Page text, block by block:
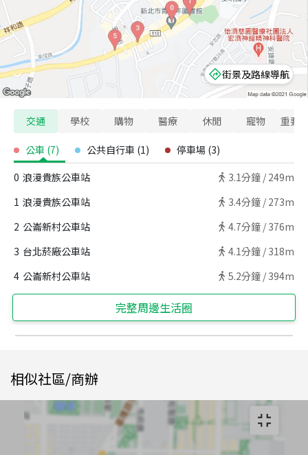
街景及路線導航
交通 學校 購物 醫療 休閒 寵物 重要
公車 (7) 公共自行車 (1) 停車場 (3)
0 浪漫貴族公車站 3.1分鐘 / 249m
1 浪漫貴族公車站 3.4分鐘 / 273m
2 公崙新村公車站 4.7分鐘 / 376m
3 台北菸廠公車站 4.1分鐘 / 318m
4 公崙新村公車站 5.2分鐘 / 394m
完整周邊生活圈
相似社區/商辦